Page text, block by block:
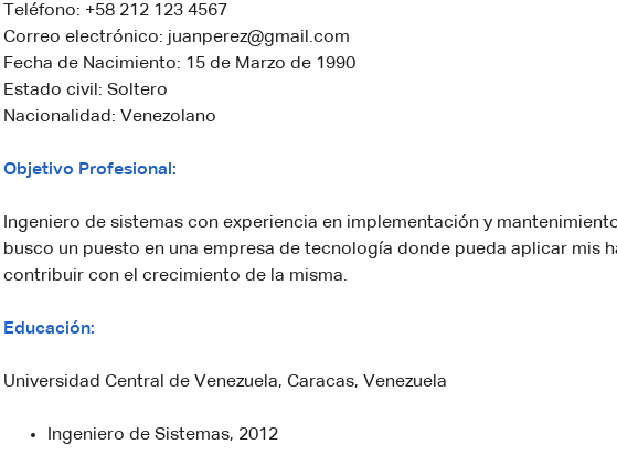
Teléfono: +58 212 123 4567
Correo electrónico: juanperez@gmail.com
Fecha de Nacimiento: 15 de Marzo de 1990
Estado civil: Soltero
Nacionalidad: Venezolano
Objetivo Profesional:
Ingeniero de sistemas con experiencia en implementación y
busco un puesto en una empresa de tecnología donde pueda aplicar mis
contribuir con el crecimiento de la misma.
Educación:
Universidad Central de Venezuela, Caracas, Venezuela
Ingeniero de Sistemas, 2012